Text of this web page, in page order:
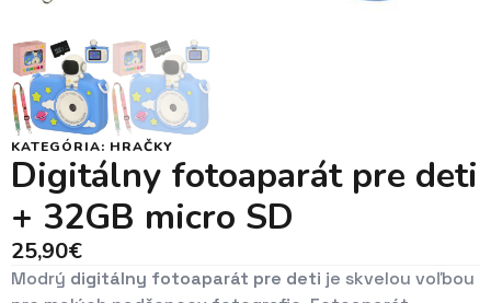
KATEGÓRIA: HRAČKY
Digitálny fotoaparát pre deti
+ 32GB micro SD
25,90€
Modrý digitálny fotoaparát pre deti je skvelou voľbou